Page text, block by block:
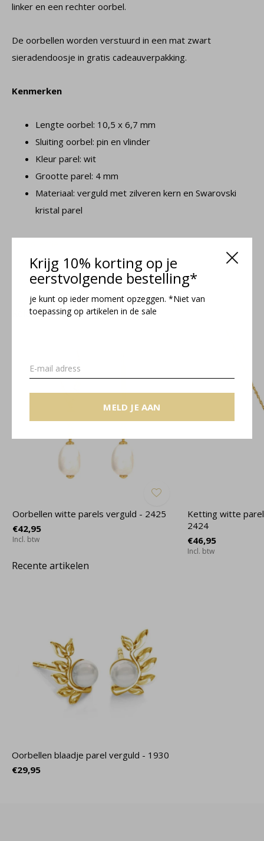
Krijg 10% korting op je
eerstvolgende bestelling*
je kunt op ieder moment opzeggen. *Niet van
toepassing op artikelen in de sale
MELD JE AAN
linker en een rechter oorbel.
De oorbellen worden verstuurd in een mat zwart
sieradendoosje in gratis cadeauverpakking.
Kenmerken
Lengte oorbel: 10,5 x 6,7 mm
Sluiting oorbel: pin en vlinder
Kleur parel: wit
Grootte parel: 4 mm
Materiaal: verguld met zilveren kern en Swarovski
kristal parel
Related articles
Oorbellen witte parels verguld - 2425
€42,95
Incl. btw
Ketting witte
2424
€46,95
Incl. btw
Recente artikelen
Oorbellen blaadje parel verguld - 1930
€29,95